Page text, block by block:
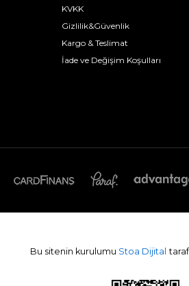
KVKK
Gizlilik&Güvenlik
Kargo & Teslimat
İade ve Değişim Koşulları
Bu sitenin kurulumu Stoa Dijital